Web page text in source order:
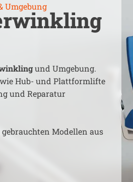
Umgebung
und Umgebung.
Hub- und Plattformlifte
und Reparatur
Modellen aus